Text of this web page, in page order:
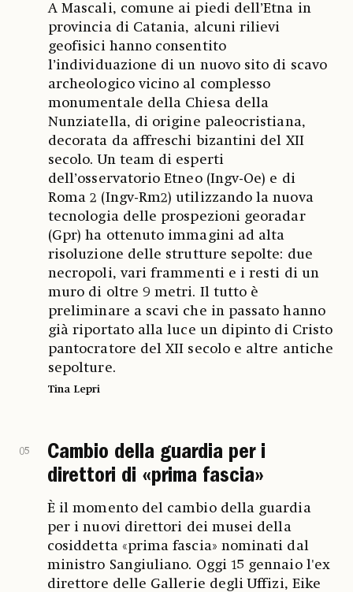
A Mascali, comune ai piedi dell’Etna in
provincia di Catania, alcuni rilievi
geofisici hanno consentito
l’individuazione di un nuovo sito di scavo
archeologico vicino al complesso
monumentale della Chiesa della
Nunziatella, di origine paleocristiana,
decorata da affreschi bizantini del XII
secolo. Un team di esperti
dell’osservatorio Etneo (Ingv-Oe) e di
Roma 2 (Ingv-Rm2) utilizzando la nuova
tecnologia delle prospezioni georadar
(Gpr) ha ottenuto immagini ad alta
risoluzione delle strutture sepolte: due
necropoli, vari frammenti e i resti di un
muro di oltre 9 metri. Il tutto è
preliminare a scavi che in passato hanno
già riportato alla luce un dipinto di Cristo
pantocratore del XII secolo e altre antiche
sepolture.
Tina Lepri
05
Cambio della guardia per i
direttori di «prima fascia»
È il momento del cambio della guardia
per i nuovi direttori dei musei della
cosiddetta «prima fascia» nominati dal
ministro Sangiuliano. Oggi 15 gennaio l'ex
direttore delle Gallerie degli Uffizi, Eike